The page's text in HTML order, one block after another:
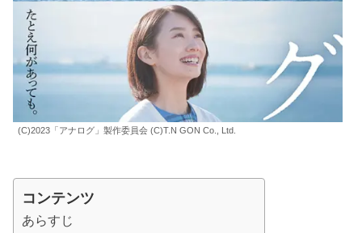
(C)2023「アナログ」製作委員会 (C)T.N GON Co., Ltd.
コンテンツ
あらすじ